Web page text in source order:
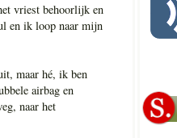
vriest behoorlijk en
en ik loop naar mijn
maar hé, ik ben
airbag en
naar het